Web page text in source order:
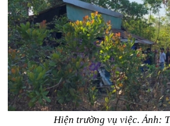
Hiện trường vụ việc. Ảnh: